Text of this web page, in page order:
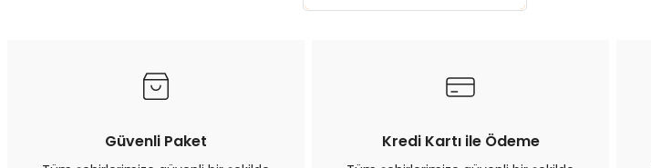
Güvenli Paket Kredi Kartı ile Ödeme